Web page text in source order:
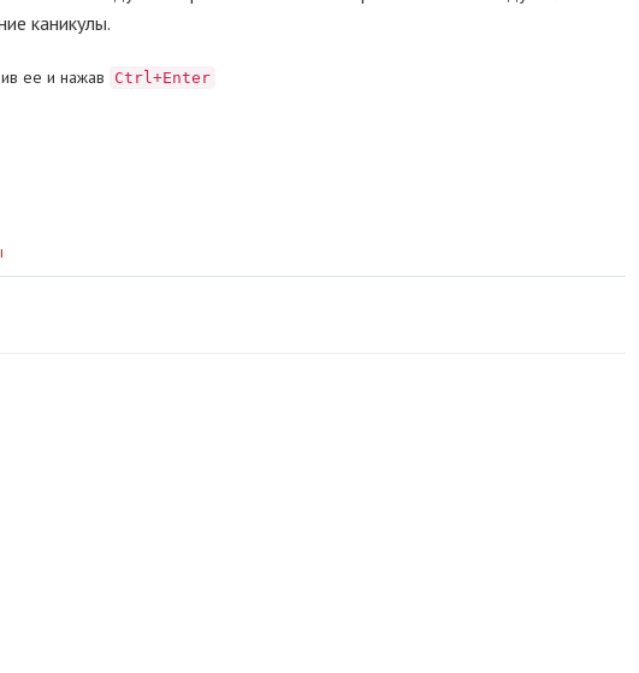
каникулы.
ее и нажав Ctrl+Enter